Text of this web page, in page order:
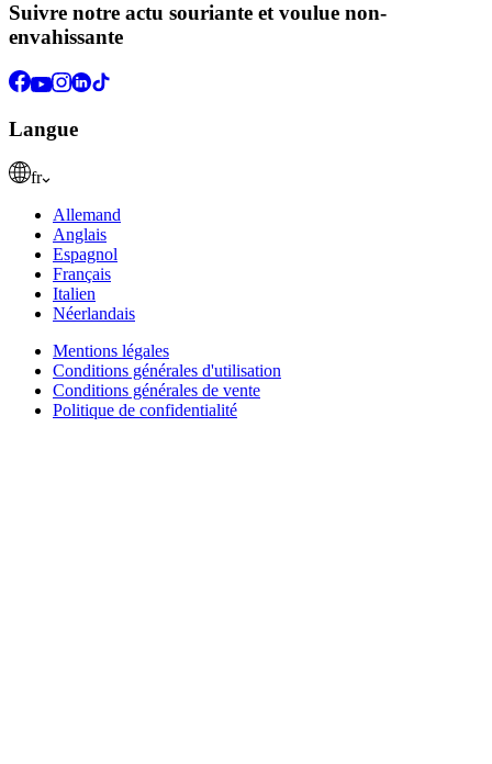
Suivre notre actu souriante et voulue non-
envahissante
Langue
fr
Allemand
Anglais
Espagnol
Français
Italien
Néerlandais
Mentions légales
Conditions générales d'utilisation
Conditions générales de vente
Politique de confidentialité